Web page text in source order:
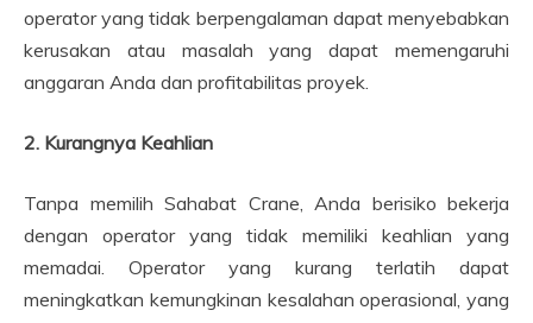
operator yang tidak berpengalaman dapat menyebabkan
kerusakan atau masalah yang dapat memengaruhi
anggaran Anda dan profitabilitas proyek.
2. Kurangnya Keahlian
Tanpa memilih Sahabat Crane, Anda berisiko bekerja
dengan operator yang tidak memiliki keahlian yang
memadai. Operator yang kurang terlatih dapat
meningkatkan kemungkinan kesalahan operasional, yang